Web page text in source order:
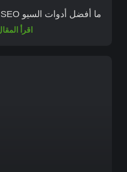
ما أفضل أدوات السيو SEO المجانية والمدفوعة
اقرأ المقال